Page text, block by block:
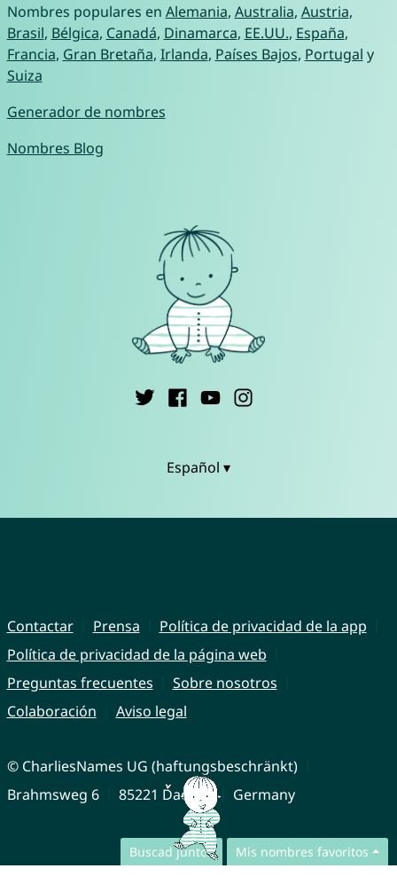
Buscad juntos Mis nombres favoritos
Nombres populares en Alemania, Australia, Austria,
Brasil, Bélgica, Canadá, Dinamarca, EE.UU., España,
Francia, Gran Bretaña, Irlanda, Países Bajos, Portugal y
Suiza
Generador de nombres
Nombres Blog
Español ▾
Contactar Prensa
Política de privacidad de la app
Política de privacidad de la página web
Preguntas frecuentes
Sobre nosotros
Colaboración
Aviso legal
© CharliesNames UG (haftungsbeschränkt)
Brahmsweg 6
85221 Dachau Germany